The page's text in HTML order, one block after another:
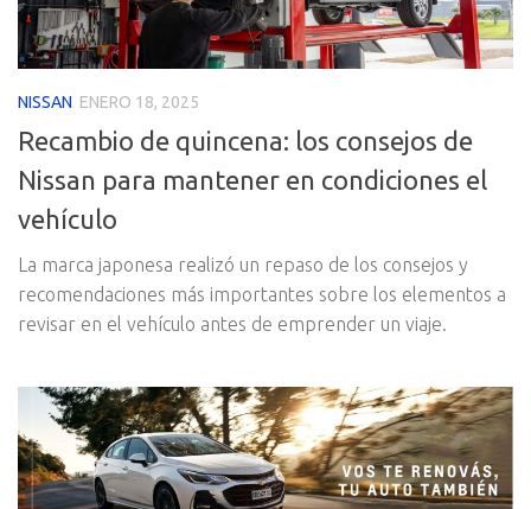
NISSAN ENERO 18, 2025
Recambio de quincena: los consejos de
Nissan para mantener en condiciones el
vehículo
La marca japonesa realizó un repaso de los consejos y
recomendaciones más importantes sobre los elementos a
revisar en el vehículo antes de emprender un viaje.